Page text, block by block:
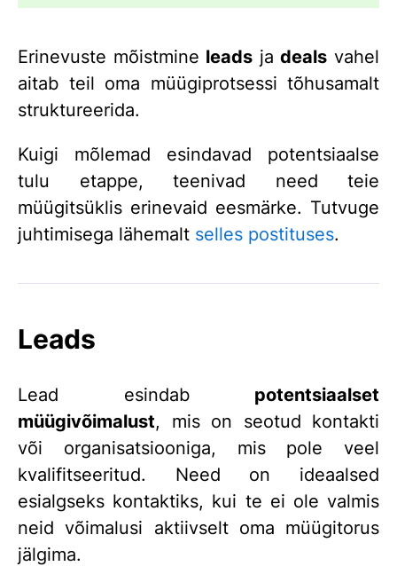
Erinevuste mõistmine leads jadeals vahel
aitab teil oma müügiprotsessi tõhusamalt
struktureerida.
Kuigi mõlemad esindavad potentsiaalse
tulu etappe, teenivad need teie
müügitsüklis erinevaid eesmärke. Tutvuge
juhtimisega lähemalt selles postituses.
Leads
Lead esindab potentsiaalset
müügivõimalust, mis on seotud kontakti
või organisatsiooniga, mis pole veel
kvalifitseeritud. Need on ideaalsed
esialgseks kontaktiks, kui te ei ole valmis
neid võimalusi aktiivselt oma müügitorus
jälgima.